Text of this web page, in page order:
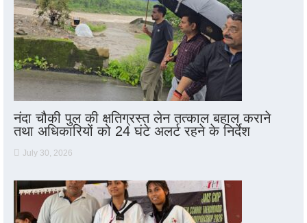
नंदा चौकी पुल की क्षतिग्रस्त लेन तत्काल बहाल कराने
तथा अधिकारियों को 24 घंटे अलर्ट रहने के निर्देश
July 30, 2026